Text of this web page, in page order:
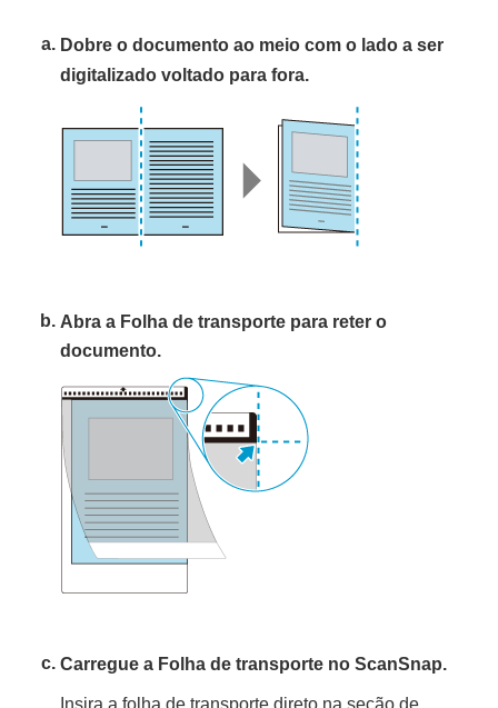
Dobre o documento ao meio com o lado a ser
digitalizado voltado para fora.
Abra a Folha de transporte para reter o
documento.
Carregue a Folha de transporte no ScanSnap.
Insira a folha de transporte direto na seção de